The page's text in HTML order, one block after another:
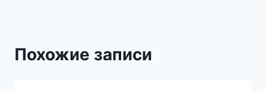
Похожие записи